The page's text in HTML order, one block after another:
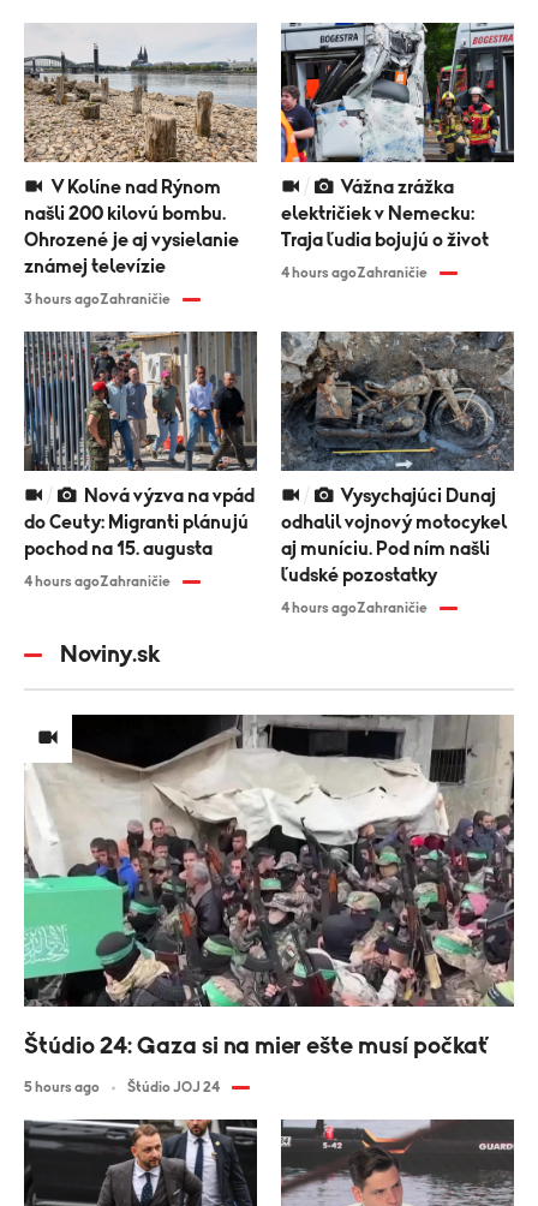
našli 200 kilovú bombu.
Ohrozené je aj vysielanie
známej televízie
3 hours agoZahraničie
električiek v Nemecku:
Traja ľudia bojujú o život
4 hours agoZahraničie
do Ceuty: Migranti plánujú
pochod na 15. augusta
4 hours agoZahraničie
odhalil vojnový motocykel
aj muníciu. Pod ním našli
ľudské pozostatky
4 hours agoZahraničie
Noviny.sk
Štúdio 24: Gaza si na mier ešte musí počkať
5 hours ago Štúdio JOJ 24